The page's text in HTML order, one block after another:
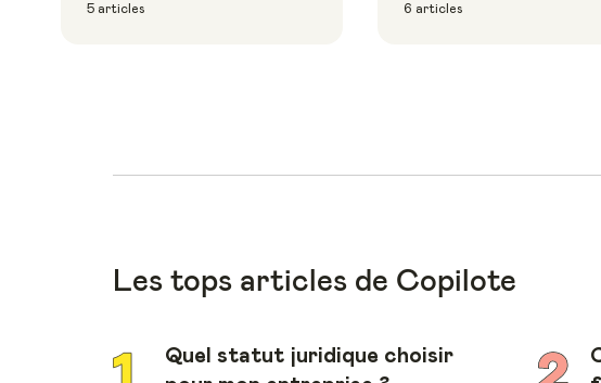
5 articles 6 articles
Les tops articles de Copilote
Quel statut juridique choisir